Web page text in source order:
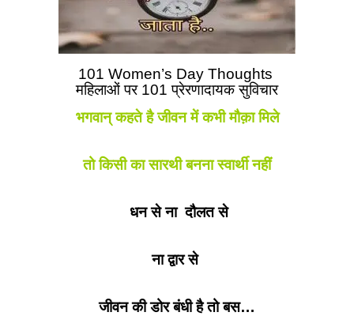
101 Women’s Day Thoughts
महिलाओं पर 101 प्रेरणादायक सुविचार
भगवान् कहते है जीवन में कभी मौक़ा मिले
तो किसी का सारथी बनना स्वार्थी नहीं
धन से ना दौलत से
ना द्वार से
जीवन की डोर बंधी है तो बस…